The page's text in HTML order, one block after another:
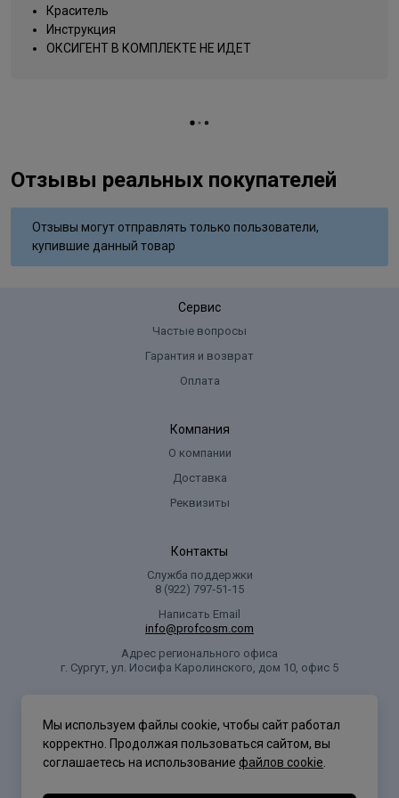
Название цвета
Вид деятельности
Краситель
Инструкция
ОКСИГЕНТ В КОМПЛЕКТЕ НЕ ИДЕТ
Отзывы реальных покупателей
Отзывы могут отправлять только пользователи,
купившие данный товар
Сервис
Частые вопросы
Гарантия и возврат
Оплата
Компания
О компании
Доставка
Реквизиты
Контакты
Служба поддержки
8 (922) 797‑51-15
Написать Email
info@profcosm.com
Адрес регионального офиса
г. Сургут, ул. Иосифа Каролинского, дом 10, офис 5
Мы используем файлы cookie, чтобы сайт работал
корректно. Продолжая пользоваться сайтом, вы
соглашаетесь на использование файлов cookie